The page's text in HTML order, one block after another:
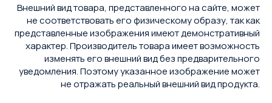
Внешний вид товара, представленного на сайте, может
не соответствовать его физическому образу, так как
представленные изображения имеют демонстративный
характер. Производитель товара имеет возможность
изменять его внешний вид без предварительного
уведомления. Поэтому указанное изображение может
не отражать реальный внешний вид продукта.